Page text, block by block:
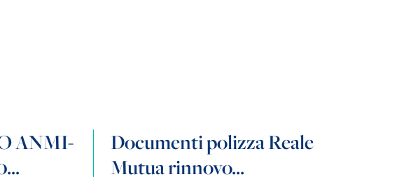
ANMI-
Documenti polizza Reale
Mutua rinnovo...